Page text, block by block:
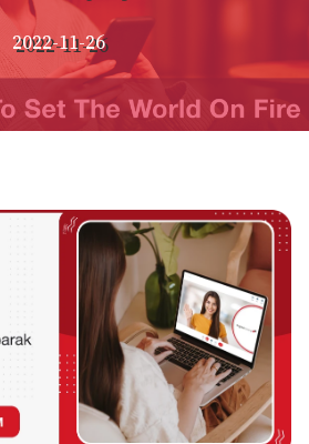
2022-11-26